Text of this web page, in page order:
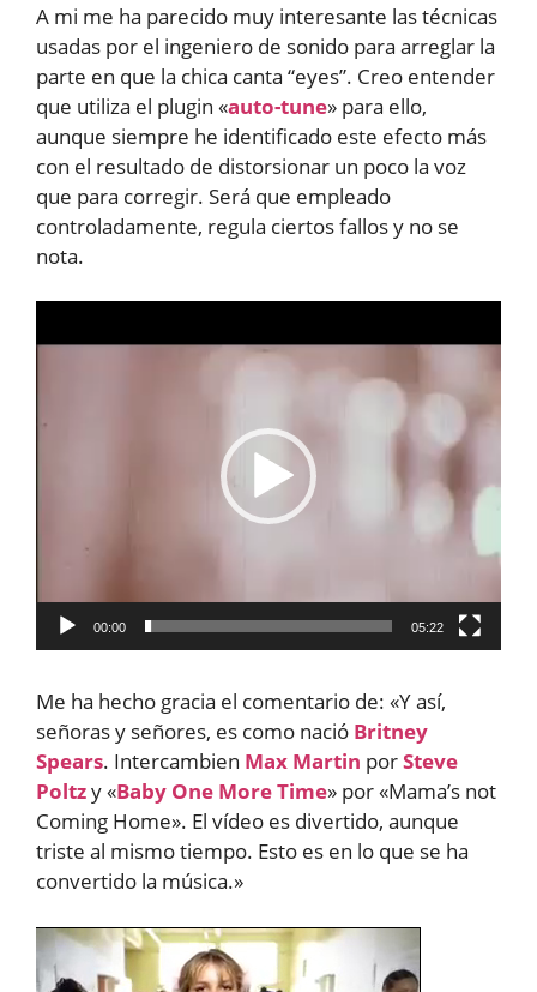
A mi me ha parecido muy interesante las técnicas
usadas por el ingeniero de sonido para arreglar la
parte en que la chica canta “eyes”. Creo entender
que utiliza el plugin «auto-tune» para ello,
aunque siempre he identificado este efecto más
con el resultado de distorsionar un poco la voz
que para corregir. Será que empleado
controladamente, regula ciertos fallos y no se
nota.
de
00:00 05:22
Me ha hecho gracia el comentario de: «Y así,
señoras y señores, es como nació Britney
Spears. Intercambien Max Martin porSteve
Poltzy «Baby One More Time» por «Mama’s not
Coming Home». El vídeo es divertido, aunque
triste al mismo tiempo. Esto es en lo que se ha
convertido la música.»